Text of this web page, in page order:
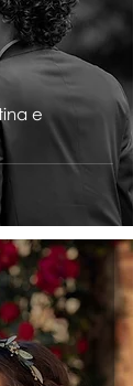
e